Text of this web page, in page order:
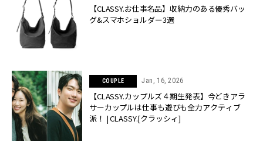
【CLASSY.お仕事名品】収納力のある優秀バッ
グ&スマホショルダー3選
COUPLE Jan, 16, 2026
【CLASSY.カップルズ４期生発表】今どきアラ
サーカップルは仕事も遊びも全力アクティブ
派！ | CLASSY.[クラッシィ]